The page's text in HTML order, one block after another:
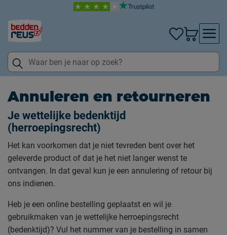
Annuleren en retourneren
Je wettelijke bedenktijd
(herroepingsrecht)
Het kan voorkomen dat je niet tevreden bent over het
geleverde product of dat je het niet langer wenst te
ontvangen. In dat geval kun je een annulering of retour bij
ons indienen.
Heb je een online bestelling geplaatst en wil je
gebruikmaken van je wettelijke herroepingsrecht
(bedenktijd)? Vul het nummer van je bestelling in samen